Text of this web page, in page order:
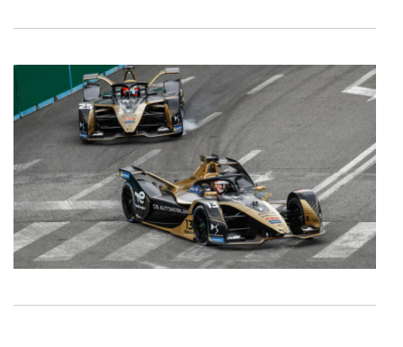
tecnologias similares pode ter impacto na sua
experiência de navegação no Website e nos serviços
disponibilizados.
Consulte a política de cookies do site.